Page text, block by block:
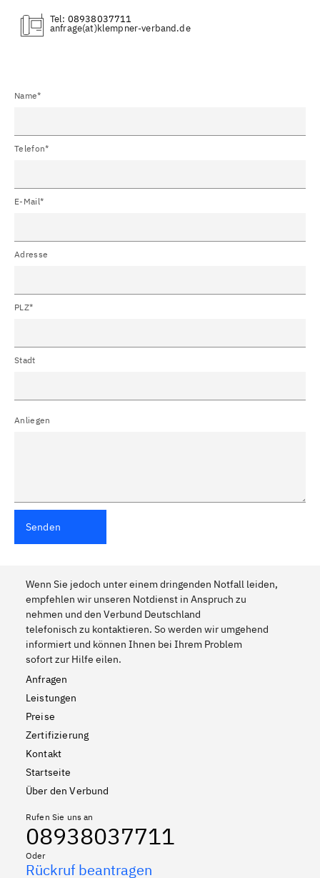
Tel: 08938037711
(at)
Name*
Telefon*
E-Mail*
Adresse
PLZ*
Stadt
Anliegen
Senden
Wenn Sie jedoch unter einem dringenden Notfall leiden,
empfehlen wir unseren Notdienst in Anspruch zu
nehmen und den Verbund Deutschland
telefonisch zu kontaktieren. So werden wir umgehend
informiert und können Ihnen bei Ihrem Problem
sofort zur Hilfe eilen.
Anfragen
Leistungen
Preise
Zertifizierung
Kontakt
Startseite
Über den Verbund
Rufen Sie uns an
08938037711
Oder
Rückruf beantragen